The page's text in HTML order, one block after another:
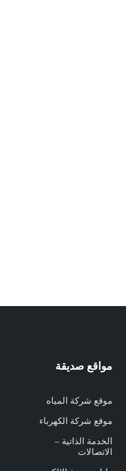
مواقع صديقة
موقع شركة المياه
موقع شركة الكهرباء
الخدمة الذاتية –
الاتصالات